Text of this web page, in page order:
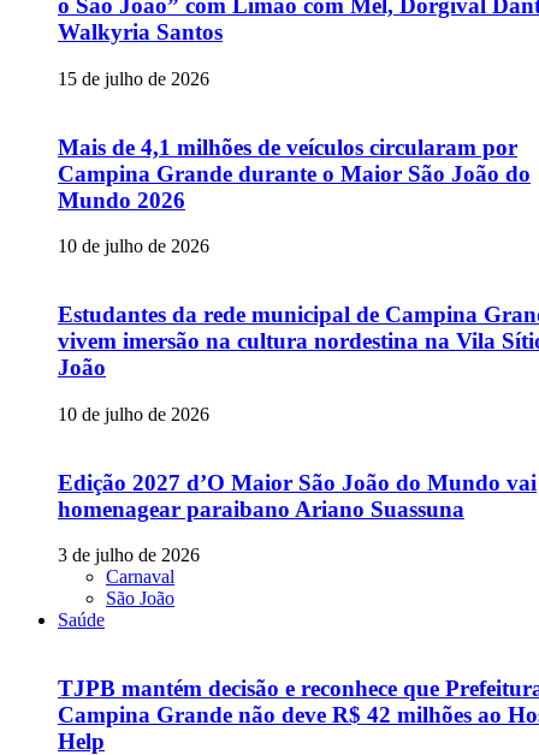
o São João” com Limão com Mel, Dorgival
Walkyria Santos
15 de julho de 2026
Mais de 4,1 milhões de veículos circularam por
Campina Grande durante o Maior São João do
Mundo 2026
10 de julho de 2026
Estudantes da rede municipal de Campina
vivem imersão na cultura nordestina na Vila
João
10 de julho de 2026
Edição 2027 d’O Maior São João do Mundo vai
homenagear paraibano Ariano Suassuna
3 de julho de 2026
Carnaval
São João
Saúde
TJPB mantém decisão e reconhece que
Campina Grande não deve R$ 42 milhões ao
Help